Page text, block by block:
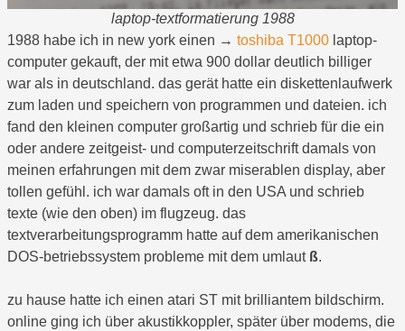
laptop-textformatierung 1988
1988 habe ich in new york einen → toshiba T1000 laptop-
computer gekauft, der mit etwa 900 dollar deutlich billiger
war als in deutschland. das gerät hatte ein diskettenlaufwerk
zum laden und speichern von programmen und dateien. ich
fand den kleinen computer großartig und schrieb für die ein
oder andere zeitgeist- und computerzeitschrift damals von
meinen erfahrungen mit dem zwar miserablen display, aber
tollen gefühl. ich war damals oft in den USA und schrieb
texte (wie den oben) im flugzeug. das
textverarbeitungsprogramm hatte auf dem amerikanischen
DOS-betriebssystem probleme mit dem umlaut ß.
zu hause hatte ich einen atari ST mit brilliantem bildschirm.
online ging ich über akustikkoppler, später über modems, die